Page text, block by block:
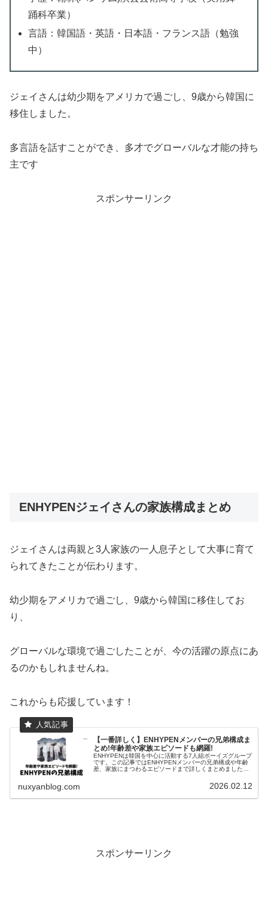
踊科卒業）
言語：韓国語・英語・日本語・フランス語（勉強
中）
ジェイさんは幼少期をアメリカで過ごし、9歳から韓国に
移住しました。
多言語を話すことができ、多才でグローバルな才能の持ち
主です
スポンサーリンク
ENHYPENジェイさんの家族構成まとめ
ジェイさんは両親と3人家族の一人息子として大事に育て
られてきたことが伝わります。
幼少期をアメリカで過ごし、9歳から韓国に移住してお
り、
グローバルな環境で過ごしたことが、今の活躍の原点にあ
るのかもしれませんね。
これからも応援しています！
【一番詳しく】ENHYPENメンバーの兄弟構成ま
とめ!年齢差や家族エピソードも網羅!
ENHYPENは韓国を中心に活動する7人組ボーイズグループ
です。この記事ではENHYPENメンバーの兄弟構成や年齢
差、家族にまつわるエピソードまで詳しくまとめました。
nuxyanblog.com 2026.02.12
スポンサーリンク